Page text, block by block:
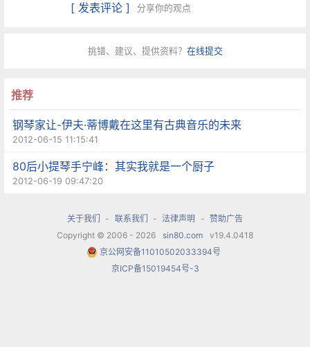
剧演员视为至高领地的纽约大都会歌剧院舞台。但
了。
“他们的内心真实欢喜，他们的生活充实稳妥”，田
生涯并不能给他这样的满足感。“在西方我也不是特
角色的余地不是很大。”他坦然道。
另外一件触及他内心的事情，就是他哥哥的去世。
[ 发表评论 ] 分享你的观点
挑错、建议、提供资料？ 在线提交
推荐
钢琴家让-伊夫·蒂博戴在这里有古典音乐的未来
2012-06-15 11:15:41
80后小提琴手宁峰：其实我就是一个厨子
2012-06-19 09:47:20
关于我们 - 联系我们 - 法律声明 - 赞助广告
Copyright © 2006 - 2026
sin80.com
v19.4.0418
京公网安备11010502033394号
京ICP备15019454号-3